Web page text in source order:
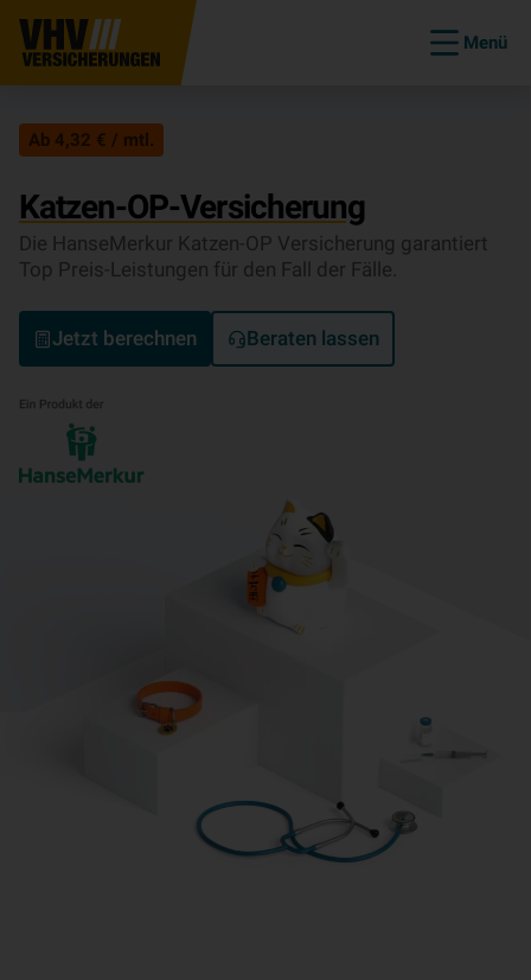
Menü
Ab 4,32 € / mtl.
Katzen-OP-Versicherung
Die HanseMerkur Katzen-OP Versicherung garantiert
Top Preis-Leistungen für den Fall der Fälle.
Jetzt berechnen Beraten lassen